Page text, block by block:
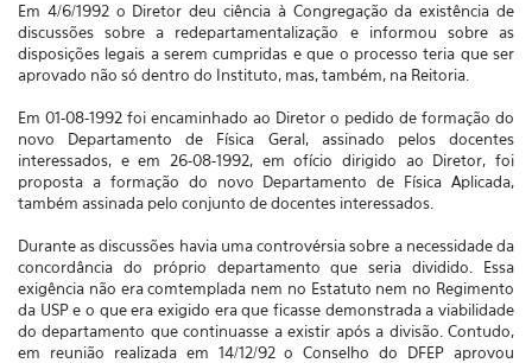
Em 4/6/1992 o Diretor deu ciência à Congregação da existência de
discussões sobre a redepartamentalização e informou sobre as
disposições legais a serem cumpridas e que o processo teria que ser
aprovado não só dentro do Instituto, mas, também, na Reitoria.
Em 01-08-1992 foi encaminhado ao Diretor o pedido de formação do
novo Departamento de Física Geral, assinado pelos docentes
interessados, e em 26-08-1992, em ofício dirigido ao Diretor, foi
proposta a formação do novo Departamento de Física Aplicada,
também assinada pelo conjunto de docentes interessados.
Durante as discussões havia uma controvérsia sobre a necessidade da
concordância do próprio departamento que seria dividido. Essa
exigência não era comtemplada nem no Estatuto nem no Regimento
da USP e o que era exigido era que ficasse demonstrada a viabilidade
do departamento que continuasse a existir após a divisão. Contudo,
em reunião realizada em 14/12/92 o Conselho do DFEP aprovou